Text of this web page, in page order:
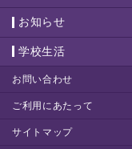
お知らせ
学校生活
お問い合わせ
ご利用にあたって
サイトマップ